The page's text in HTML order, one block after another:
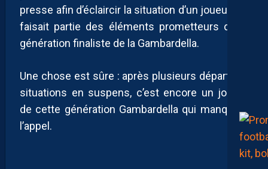
presse afin d’éclaircir la situation d’un joueur qui
faisait partie des éléments prometteurs de la
génération finaliste de la Gambardella.
Une chose est sûre : après plusieurs départs et
situations en suspens, c’est encore un joueur
de cette génération Gambardella qui manque à
l’appel.